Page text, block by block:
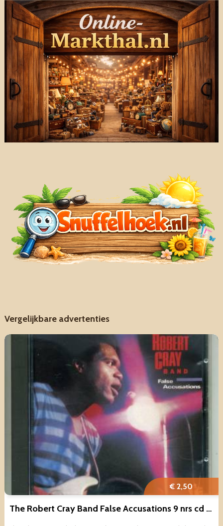
Vergelijkbare advertenties
€ 2,50
The Robert Cray Band False Accusations 9 nrs cd 1985 GOED